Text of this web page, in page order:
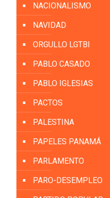
NACIONALISMO
NAVIDAD
ORGULLO LGTBI
PABLO CASADO
PABLO IGLESIAS
PACTOS
PALESTINA
PAPELES PANAMÁ
PARLAMENTO
PARO-DESEMPLEO